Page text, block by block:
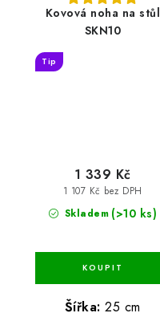
Kovová noha na stůl
SKN10
Tip
Skladem (>10 ks)
1 107 Kč bez DPH
1 339 Kč
Šířka: 25 cm